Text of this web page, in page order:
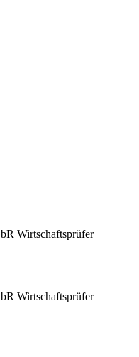
Wirtschaftsprüfer
Wirtschaftsprüfer